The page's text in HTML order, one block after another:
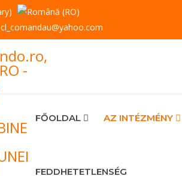
cl_comandau@yahoo.com
FŐOLDAL AZ INTÉZMÉNY
FEDDHETETLENSÉG